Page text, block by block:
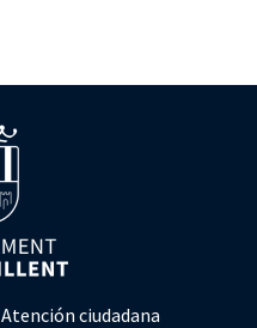
Atención ciudadana